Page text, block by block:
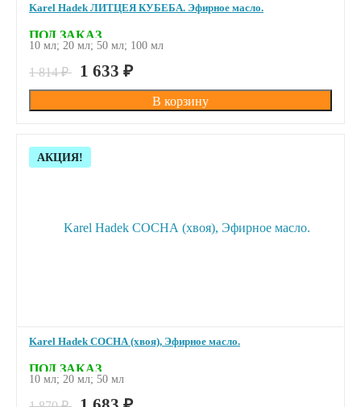
Karel Hadek ЛИТЦЕЯ КУБЕБА. Эфирное масло.
ПОД ЗАКАЗ
10 мл; 20 мл; 50 мл; 100 мл
1 814₽ 1 633 ₽
Скидка!
АКЦИЯ!
Karel Hadek СОСНА (хвоя), Эфирное масло.
ПОД ЗАКАЗ
10 мл; 20 мл; 50 мл